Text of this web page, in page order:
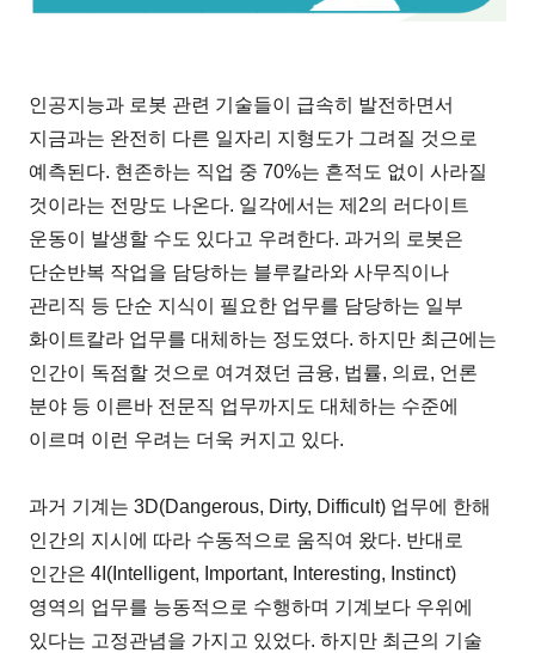
인공지능과 로봇 관련 기술들이 급속히 발전하면서
지금과는 완전히 다른 일자리 지형도가 그려질 것으로
예측된다. 현존하는 직업 중 70%는 흔적도 없이 사라질
것이라는 전망도 나온다. 일각에서는 제2의 러다이트
운동이 발생할 수도 있다고 우려한다. 과거의 로봇은
단순반복 작업을 담당하는 블루칼라와 사무직이나
관리직 등 단순 지식이 필요한 업무를 담당하는 일부
화이트칼라 업무를 대체하는 정도였다. 하지만 최근에는
인간이 독점할 것으로 여겨졌던 금융, 법률, 의료, 언론
분야 등 이른바 전문직 업무까지도 대체하는 수준에
이르며 이런 우려는 더욱 커지고 있다.
과거 기계는 3D(Dangerous, Dirty, Difficult) 업무에 한해
인간의 지시에 따라 수동적으로 움직여 왔다. 반대로
인간은 4I(Intelligent, Important, Interesting, Instinct)
영역의 업무를 능동적으로 수행하며 기계보다 우위에
있다는 고정관념을 가지고 있었다. 하지만 최근의 기술